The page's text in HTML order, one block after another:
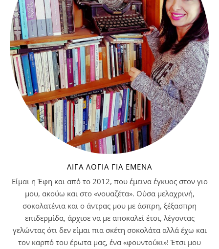
ΛΊΓΑ ΛΌΓΙΑ ΓΙΑ ΕΜΈΝΑ
Είμαι η Έφη και από το 2012, που έμεινα έγκυος στον γιο
μου, ακούω και στο «νουαζέτα». Ούσα μελαχρινή,
σοκολατένια και ο άντρας μου με άσπρη, ξέξασπρη
επιδερμίδα, άρχισε να με αποκαλεί έτσι, λέγοντας
γελώντας ότι δεν είμαι πια σκέτη σοκολάτα αλλά έχω και
τον καρπό του έρωτα μας, ένα «φουντούκι»! Έτσι μου